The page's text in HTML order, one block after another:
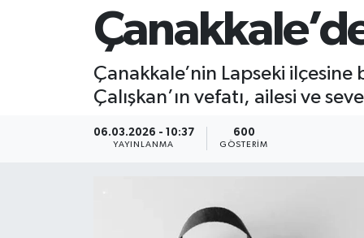
Çanakkale’nin Lapseki
Çalışkan’ın vefatı, ailesi ve
06.03.2026 - 10:37
YAYINLANMA
600
GÖSTERIM
Ekonomi
Kültür ve Sanat
Süper Lig Puan Durumu ve Fikstür
Son Dakika Haberleri
Haber Arşivi